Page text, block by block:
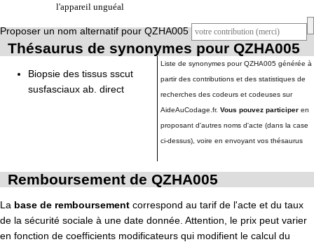
l'appareil unguéal
Proposer un nom alternatif pour QZHA005
Thésaurus de synonymes pour QZHA005
Biopsie des tissus sscut
susfasciaux ab. direct
Liste de synonymes pour QZHA005 générée à
partir des contributions et des statistiques de
recherches des codeurs et codeuses sur
AideAuCodage.fr. Vous pouvez participer en
proposant d'autres noms d'acte (dans la case
ci-dessus), voire en envoyant vos thésaurus
Remboursement de QZHA005
La base de remboursement correspond au tarif de l'acte et du taux
de la sécurité sociale à une date donnée. Attention, le prix peut varier
en fonction de coefficients modificateurs qui modifient le calcul du